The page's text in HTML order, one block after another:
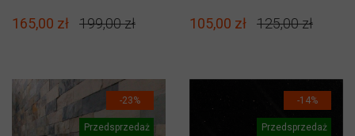
165,00 zł 199,00 zł 105,00 zł 125,00 zł
-23%
Przedsprzedaż
-14%
Przedsprzedaż